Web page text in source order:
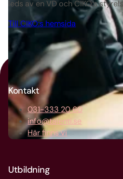
leds av en VD och CIKO:s
Till CIKO:s hemsida
Kontakt
031-333 20 60
info@talenti.se
Här finns vi
Utbildning